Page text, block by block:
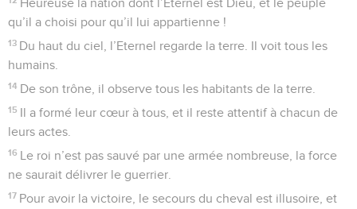
Heureuse la nation dont l’Eternel est Dieu, et le peuple
qu’il a choisi pour qu’il lui appartienne !
13 Du haut du ciel, l’Eternel regarde la terre. Il voit tous les
humains.
14 De son trône, il observe tous les habitants de la terre.
15 Il a formé leur cœur à tous, et il reste attentif à chacun de
leurs actes.
16 Le roi n’est pas sauvé par une armée nombreuse, la force
ne saurait délivrer le guerrier.
17 Pour avoir la victoire, le secours du cheval est illusoire, et